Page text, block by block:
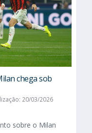
chega sob
20/03/2026
sobre o Milan